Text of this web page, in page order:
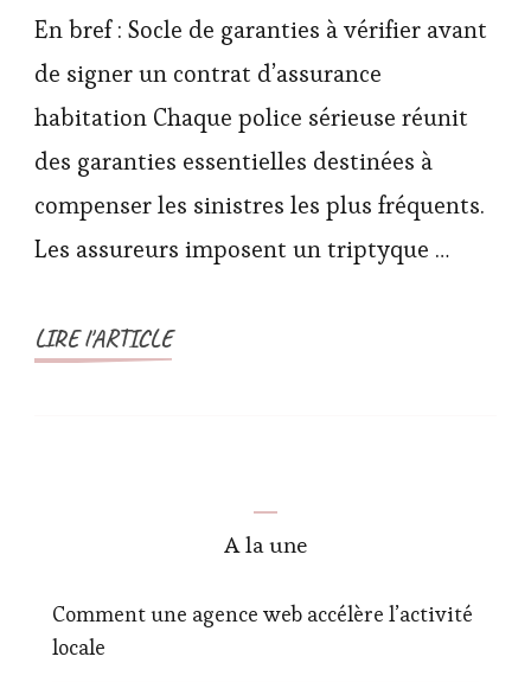
En bref : Socle de garanties à vérifier avant
de signer un contrat d’assurance
habitation Chaque police sérieuse réunit
des garanties essentielles destinées à
compenser les sinistres les plus fréquents.
Les assureurs imposent un triptyque …
LIRE l'ARTICLE
A la une
Comment une agence web accélère l’activité
locale